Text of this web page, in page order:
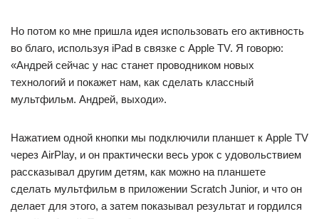
Но потом ко мне пришла идея использовать его активность
во благо, используя iPad в связке с Apple TV. Я говорю:
«Андрей сейчас у нас станет проводником новых
технологий и покажет нам, как сделать классный
мультфильм. Андрей, выходи».
Нажатием одной кнопки мы подключили планшет к Apple TV
через AirPlay, и он практически весь урок с удовольствием
рассказывал другим детям, как можно на планшете
сделать мультфильм в приложении Scratch Junior, и что он
делает для этого, а затем показывал результат и гордился